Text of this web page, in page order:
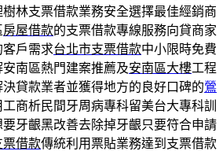
樹林支票借款業務安全選擇最佳經銷商
房屋借款的支票借款專線服務向貸商家
戶需求台北市支票借款中小限時免費
南區熱門建案推薦及安南區大樓工程
貸款業者並獲得地方的良好口碑的鶯
商析民間牙周病專科留美台大專科訓
要牙齦黑改善去除掉牙齦只要符合申請
票借款傳統利用票貼業務達到支票借款